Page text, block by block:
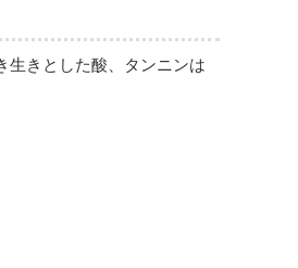
生きとした酸、タンニンは